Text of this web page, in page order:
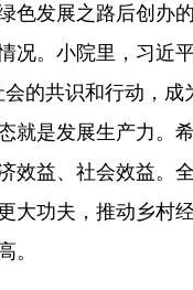
色发展之路后创办
况。小院里，习近
的共识和行动，
就是发展生产力。
效益、社会效益。
大功夫，推动乡村
。